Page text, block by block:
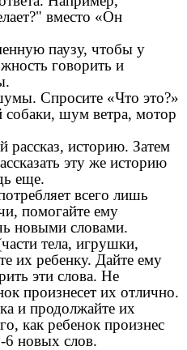
вместо «Он
паузу, чтобы у
говорить и
Спросите «Что это?»
шум ветра, мотор
рассказ, историю. Затем
эту же историю
еще.
всего лишь
помогайте ему
новыми словами.
тела, игрушки,
их ребенку. Дайте ему
эти слова. Не
произнесет их отлично.
и продолжайте их
как ребенок произнес
6 новых слов.